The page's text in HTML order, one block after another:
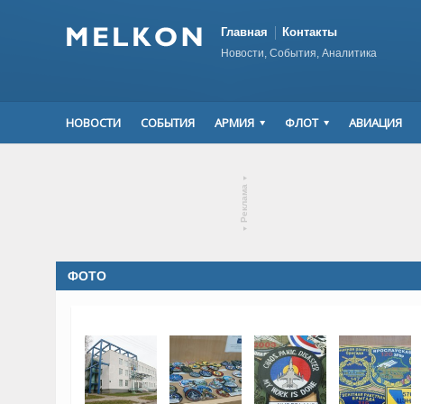
Главная Контакты
Новости, События, Аналитика
НОВОСТИ СОБЫТИЯ АРМИЯ ФЛОТ АВИАЦИЯ
▾
Реклама
▾
ФОТО